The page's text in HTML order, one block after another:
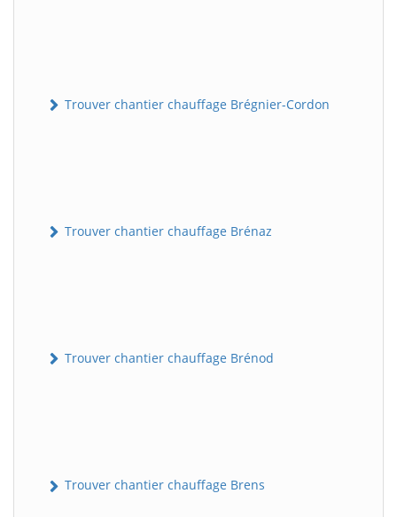
Trouver chantier chauffage Brégnier-Cordon
Trouver chantier chauffage Brénaz
Trouver chantier chauffage Brénod
Trouver chantier chauffage Brens